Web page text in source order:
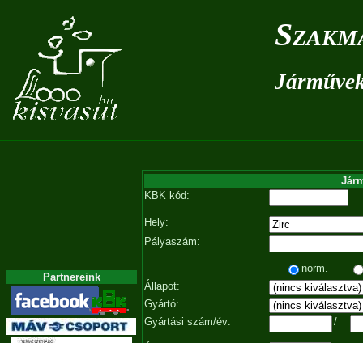
Partnereink
KBK kód:
Hely:
Pályaszám:
norm.
Állapot:
Gyártó:
Gyártási szám/év:
/